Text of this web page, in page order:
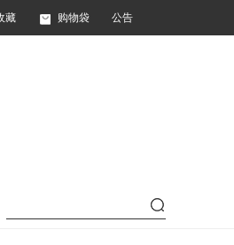
藏 购物袋 公告